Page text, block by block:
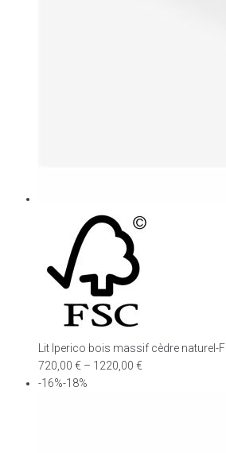
Lit Iperico bois massif cèdre naturel-
720,00 € – 1220,00 €
-16%-18%